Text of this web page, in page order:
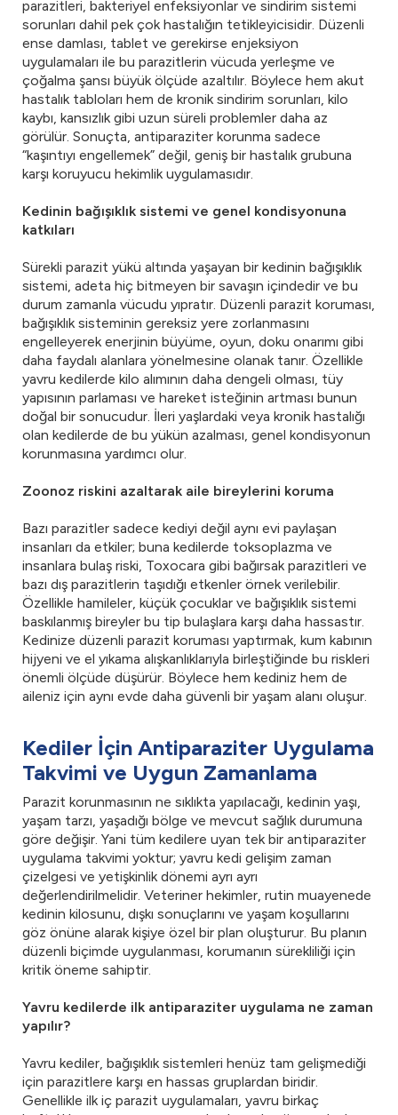
parazitleri, bakteriyel enfeksiyonlar ve sindirim sistemi
sorunları dahil pek çok hastalığın tetikleyicisidir. Düzenli
ense damlası, tablet ve gerekirse enjeksiyon
uygulamaları ile bu parazitlerin vücuda yerleşme ve
çoğalma şansı büyük ölçüde azaltılır. Böylece hem akut
hastalık tabloları hem de kronik sindirim sorunları, kilo
kaybı, kansızlık gibi uzun süreli problemler daha az
görülür. Sonuçta, antiparaziter korunma sadece
“kaşıntıyı engellemek” değil, geniş bir hastalık grubuna
karşı koruyucu hekimlik uygulamasıdır.
Kedinin bağışıklık sistemi ve genel kondisyonuna
katkıları
Sürekli parazit yükü altında yaşayan bir kedinin bağışıklık
sistemi, adeta hiç bitmeyen bir savaşın içindedir ve bu
durum zamanla vücudu yıpratır. Düzenli parazit koruması,
bağışıklık sisteminin gereksiz yere zorlanmasını
engelleyerek enerjinin büyüme, oyun, doku onarımı gibi
daha faydalı alanlara yönelmesine olanak tanır. Özellikle
yavru kedilerde kilo alımının daha dengeli olması, tüy
yapısının parlaması ve hareket isteğinin artması bunun
doğal bir sonucudur. İleri yaşlardaki veya kronik hastalığı
olan kedilerde de bu yükün azalması, genel kondisyonun
korunmasına yardımcı olur.
Zoonoz riskini azaltarak aile bireylerini koruma
Bazı parazitler sadece kediyi değil aynı evi paylaşan
insanları da etkiler; buna kedilerde toksoplazma ve
insanlara bulaş riski, Toxocara gibi bağırsak parazitleri ve
bazı dış parazitlerin taşıdığı etkenler örnek verilebilir.
Özellikle hamileler, küçük çocuklar ve bağışıklık sistemi
baskılanmış bireyler bu tip bulaşlara karşı daha hassastır.
Kedinize düzenli parazit koruması yaptırmak, kum kabının
hijyeni ve el yıkama alışkanlıklarıyla birleştiğinde bu riskleri
önemli ölçüde düşürür. Böylece hem kediniz hem de
aileniz için aynı evde daha güvenli bir yaşam alanı oluşur.
Kediler İçin Antiparaziter Uygulama
Takvimi ve Uygun Zamanlama
Parazit korunmasının ne sıklıkta yapılacağı, kedinin yaşı,
yaşam tarzı, yaşadığı bölge ve mevcut sağlık durumuna
göre değişir. Yani tüm kedilere uyan tek bir antiparaziter
uygulama takvimi yoktur; yavru kedi gelişim zaman
çizelgesi ve yetişkinlik dönemi ayrı ayrı
değerlendirilmelidir. Veteriner hekimler, rutin muayenede
kedinin kilosunu, dışkı sonuçlarını ve yaşam koşullarını
göz önüne alarak kişiye özel bir plan oluşturur. Bu planın
düzenli biçimde uygulanması, korumanın sürekliliği için
kritik öneme sahiptir.
Yavru kedilerde ilk antiparaziter uygulama ne zaman
yapılır?
Yavru kediler, bağışıklık sistemleri henüz tam gelişmediği
için parazitlere karşı en hassas gruplardan biridir.
Genellikle ilk iç parazit uygulamaları, yavru birkaç